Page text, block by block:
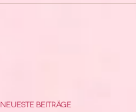
Neueste Beiträge